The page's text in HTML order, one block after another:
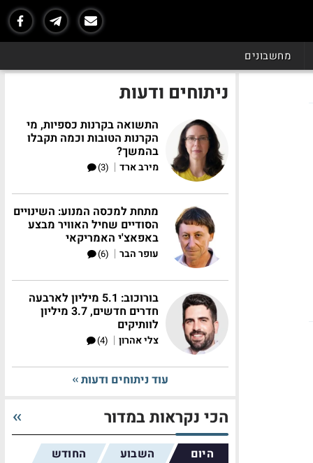
מחשבונים
ניתוחים ודעות
התשואה בקרנות כספיות, מי
הקרנות הטובות וכמה תקבלו
בהמשך?
מירב ארד |
(3)
מתחת למכסה המנוע: השינויים
הסודיים שחיל האוויר מבצע
באפאצ'י האמריקאי
עופר הבר |
(6)
בורוכוב: 5.1 מיליון לארבעה
חדרים חדשים, 3.7 מיליון
לוותיקים
צלי אהרון |
(4)
עוד ניתוחים ודעות
הכי נקראות במדור
היום השבוע החודש